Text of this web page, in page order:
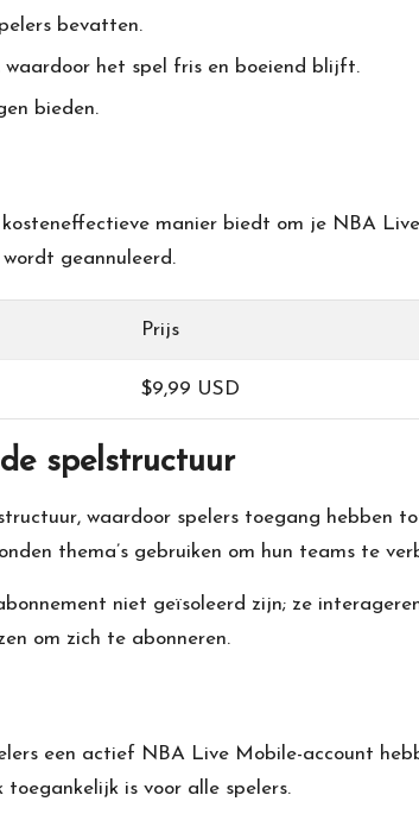
bevatten.
waardoor het spel fris en boeiend blijft.
bieden.
manier biedt om je NBA Live
geannuleerd.
Prijs
$9,99 USD
spelstructuur
waardoor spelers toegang hebben
thema’s gebruiken om hun teams te
niet geïsoleerd zijn; ze
om zich te abonneren.
een actief NBA Live Mobile-account
is voor alle spelers.